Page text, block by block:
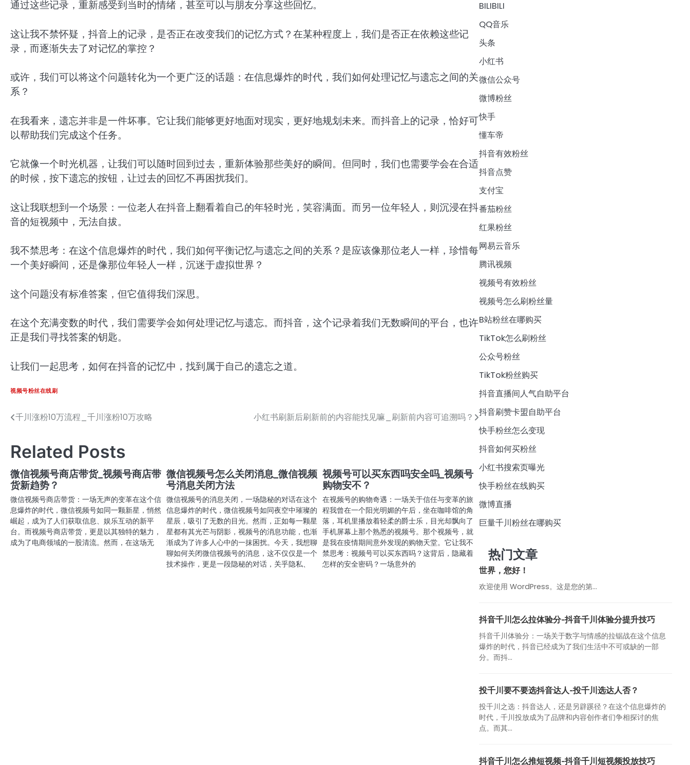
通过这些记录，重新感受到当时的情绪，甚至可以与朋友分享这些回忆。
这让我不禁怀疑，抖音上的记录，是否正在改变我们的记忆方式？在某种程度上，我们是否正在依赖这些记
录，而逐渐失去了对记忆的掌控？
或许，我们可以将这个问题转化为一个更广泛的话题：在信息爆炸的时代，我们如何处理记忆与遗忘之间的关
系？
在我看来，遗忘并非是一件坏事。它让我们能够更好地面对现实，更好地规划未来。而抖音上的记录，恰好可
以帮助我们完成这个任务。
它就像一个时光机器，让我们可以随时回到过去，重新体验那些美好的瞬间。但同时，我们也需要学会在合适
的时候，按下遗忘的按钮，让过去的回忆不再困扰我们。
这让我联想到一个场景：一位老人在抖音上翻看着自己的年轻时光，笑容满面。而另一位年轻人，则沉浸在抖
音的短视频中，无法自拔。
我不禁思考：在这个信息爆炸的时代，我们如何平衡记忆与遗忘之间的关系？是应该像那位老人一样，珍惜每
一个美好瞬间，还是像那位年轻人一样，沉迷于虚拟世界？
这个问题没有标准答案，但它值得我们深思。
在这个充满变数的时代，我们需要学会如何处理记忆与遗忘。而抖音，这个记录着我们无数瞬间的平台，也许
正是我们寻找答案的钥匙。
让我们一起思考，如何在抖音的记忆中，找到属于自己的遗忘之道。
视频号粉丝在线刷
文
导
航
千川涨粉10万流程_千川涨粉10万攻略 小红书刷新后刷新前的内容能找见嘛_刷新前内容可追溯吗？
Related Posts
微信视频号商店带货_视频号商店带
货新趋势？
微信视频号商店带货：一场无声的变革在这个信
息爆炸的时代，微信视频号如同一颗新星，悄然
崛起，成为了人们获取信息、娱乐互动的新平
台。而视频号商店带货，更是以其独特的魅力，
成为了电商领域的一股清流。然而，在这场无
微信视频号怎么关闭消息_微信视频
号消息关闭方法
微信视频号的消息关闭，一场隐秘的对话在这个
信息爆炸的时代，微信视频号如同夜空中璀璨的
星辰，吸引了无数的目光。然而，正如每一颗星
星都有其光芒与阴影，视频号的消息功能，也渐
渐成为了许多人心中的一抹困扰。今天，我想聊
聊如何关闭微信视频号的消息，这不仅仅是一个
技术操作，更是一段隐秘的对话，关乎隐私、
视频号可以买东西吗安全吗_视频号
购物安不？
在视频号的购物奇遇：一场关于信任与变革的旅
程我曾在一个阳光明媚的午后，坐在咖啡馆的角
落，耳机里播放着轻柔的爵士乐，目光却飘向了
手机屏幕上那个熟悉的视频号。那个视频号，就
是我在疫情期间意外发现的购物天堂。它让我不
禁思考：视频号可以买东西吗？这背后，隐藏着
怎样的安全密码？一场意外的
BILIBILI
QQ音乐
头条
小红书
微信公众号
微博粉丝
快手
懂车帝
抖音有效粉丝
抖音点赞
支付宝
番茄粉丝
红果粉丝
网易云音乐
腾讯视频
视频号有效粉丝
视频号怎么刷粉丝量
B站粉丝在哪购买
TikTok怎么刷粉丝
公众号粉丝
TikTok粉丝购买
抖音直播间人气自助平台
抖音刷赞卡盟自助平台
快手粉丝怎么变现
抖音如何买粉丝
小红书搜索页曝光
快手粉丝在线购买
微博直播
巨量千川粉丝在哪购买
热门文章
世界，您好！
欢迎使用 WordPress。这是您的第…
抖音千川怎么拉体验分-抖音千川体验分提升技巧
抖音千川体验分：一场关于数字与情感的拉锯战在这个信息
爆炸的时代，抖音已经成为了我们生活中不可或缺的一部
分。而抖...
投千川要不要选抖音达人-投千川选达人否？
投千川之选：抖音达人，还是另辟蹊径？在这个信息爆炸的
时代，千川投放成为了品牌和内容创作者们争相探讨的焦
点。而其...
抖音千川怎么推短视频-抖音千川短视频投放技巧